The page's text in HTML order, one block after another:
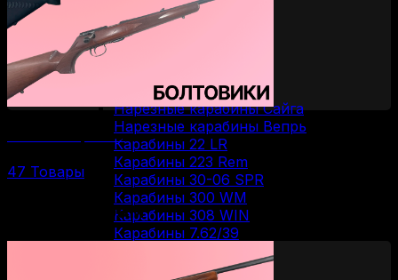
Горизонталки
Нарезное оружие
Винтовки Мосина
Нарезные карабины Сайга
Нарезные карабины Вепрь
Карабины 22 LR
Карабины 223 Rem
Карабины 30-06 SPR
Карабины 300 WM
Карабины 308 WIN
Карабины 7.62/39
Карабины 9.3/62
Болтовые карабины
47 Товары
По калибрам